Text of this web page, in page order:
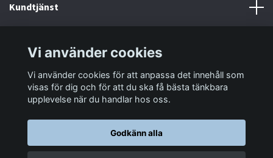
Kundtjänst
Sociala medier
Vi använder cookies
Vi använder cookies för att anpassa det innehåll som
visas för dig och för att du ska få bästa tänkbara
upplevelse när du handlar hos oss.
Godkänn alla